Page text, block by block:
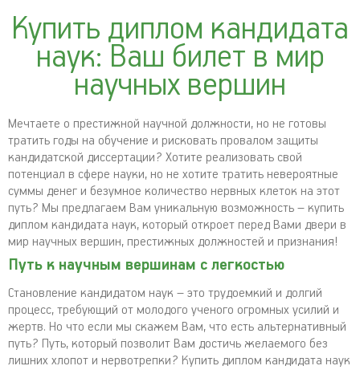
Купить диплом кандидата
наук: Ваш билет в мир
научных вершин
Мечтаете о престижной научной должности, но не готовы
тратить годы на обучение и рисковать провалом защиты
кандидатской диссертации? Хотите реализовать свой
потенциал в сфере науки, но не хотите тратить невероятные
суммы денег и безумное количество нервных клеток на этот
путь? Мы предлагаем Вам уникальную возможность – купить
диплом кандидата наук, который откроет перед Вами двери в
мир научных вершин, престижных должностей и признания!
Путь к научным вершинам с легкостью
Становление кандидатом наук – это трудоемкий и долгий
процесс, требующий от молодого ученого огромных усилий и
жертв. Но что если мы скажем Вам, что есть альтернативный
путь? Путь, который позволит Вам достичь желаемого без
лишних хлопот и нервотрепки? Купить диплом кандидата наук